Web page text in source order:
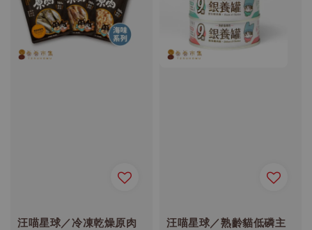
汪喵星球／冷凍乾燥原肉
汪喵星球／熟齡貓低磷主